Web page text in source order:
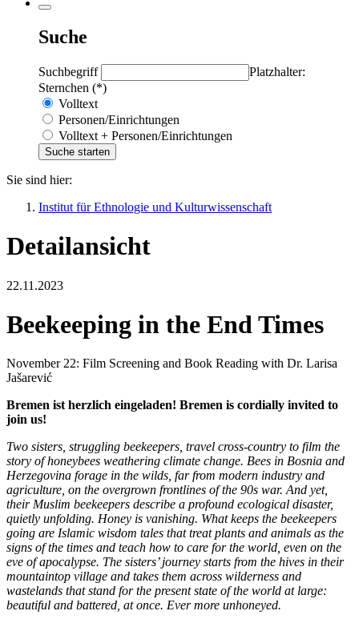
Suche
Suchbegriff
Platzhalter:
Sternchen (*)
Volltext
Personen/Einrichtungen
Volltext + Personen/Einrichtungen
Sie sind hier:
Institut für Ethnologie und Kulturwissenschaft
Detailansicht
22.11.2023
Beekeeping in the End Times
November 22: Film Screening and Book Reading with Dr. Larisa
Jašarević
Bremen ist herzlich eingeladen! Bremen is cordially invited to
join us!
Two sisters, struggling beekeepers, travel cross-country to film the
story of honeybees weathering climate change. Bees in Bosnia and
Herzegovina forage in the wilds, far from modern industry and
agriculture, on the overgrown frontlines of the 90s war. And yet,
their Muslim beekeepers describe a profound ecological disaster,
quietly unfolding. Honey is vanishing. What keeps the beekeepers
going are Islamic wisdom tales that treat plants and animals as the
signs of the times and teach how to care for the world, even on the
eve of apocalypse. The sisters’ journey starts from the hives in their
mountaintop village and takes them across wilderness and
wastelands that stand for the present state of the world at large:
beautiful and battered, at once. Ever more unhoneyed.